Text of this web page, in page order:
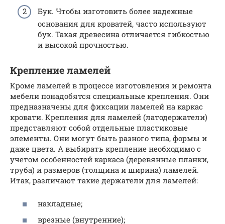
Бук. Чтобы изготовить более надежные
основания для кроватей, часто используют
бук. Такая древесина отличается гибкостью
и высокой прочностью.
Крепление ламелей
Кроме ламелей в процессе изготовления и ремонта
мебели понадобятся специальные крепления. Они
предназначены для фиксации ламелей на каркас
кровати. Крепления для ламелей (латодержатели)
представляют собой отдельные пластиковые
элементы. Они могут быть разного типа, формы и
даже цвета. А выбирать крепление необходимо с
учетом особенностей каркаса (деревянные планки,
труба) и размеров (толщина и ширина) ламелей.
Итак, различают такие держатели для ламелей:
накладные;
врезные (внутренние);